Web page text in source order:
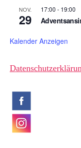
NOV.
29
17:00 - 19:00
Kalender Anzeigen